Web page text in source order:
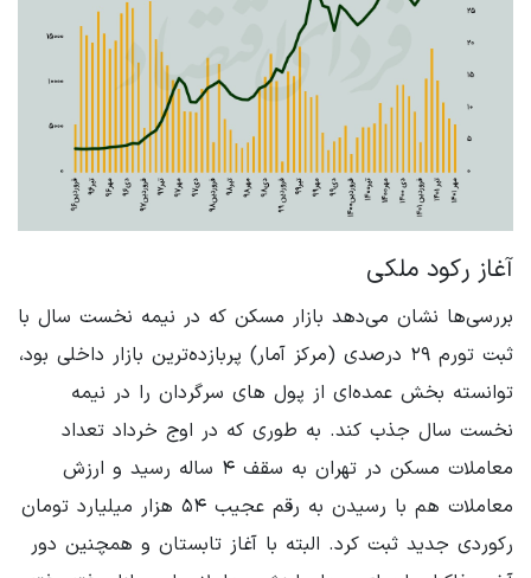
آغاز رکود ملکی
بررسی‌ها نشان می‌دهد بازار مسکن که در نیمه نخست سال با
ثبت تورم ۲۹ درصدی (مرکز آمار) پربازده‌ترین بازار داخلی بود،
توانسته بخش عمده‌ای از پول های سرگردان را در نیمه
نخست سال جذب کند. به طوری که در اوج خرداد تعداد
معاملات مسکن در تهران به سقف ۴ ساله رسید و ارزش
معاملات هم با رسیدن به رقم عجیب ۵۴ هزار میلیارد تومان
رکوردی جدید ثبت کرد. البته با آغاز تابستان و همچنین دور